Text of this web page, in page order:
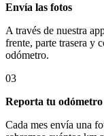
Envía las fotos
A través de nuestra
frente, parte trasera y
odómetro.
03
Reporta tu odómetro
Cada mes envía una